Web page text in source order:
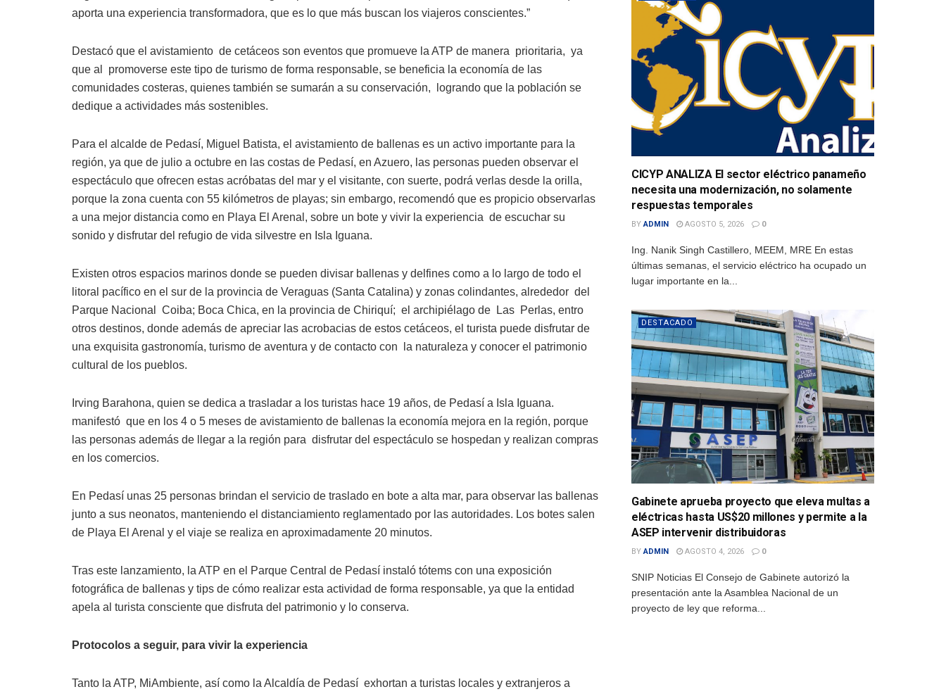
aporta una experiencia transformadora, que es lo que más buscan los viajeros conscientes.”
Destacó que el avistamiento de cetáceos son eventos que promueve la ATP de manera prioritaria, ya
que al promoverse este tipo de turismo de forma responsable, se beneficia la economía de las
comunidades costeras, quienes también se sumarán a su conservación, logrando que la población se
dedique a actividades más sostenibles.
Para el alcalde de Pedasí, Miguel Batista, el avistamiento de ballenas es un activo importante para la
región, ya que de julio a octubre en las costas de Pedasí, en Azuero, las personas pueden observar el
espectáculo que ofrecen estas acróbatas del mar y el visitante, con suerte, podrá verlas desde la orilla,
porque la zona cuenta con 55 kilómetros de playas; sin embargo, recomendó que es propicio observarlas
a una mejor distancia como en Playa El Arenal, sobre un bote y vivir la experiencia de escuchar su
sonido y disfrutar del refugio de vida silvestre en Isla Iguana.
Existen otros espacios marinos donde se pueden divisar ballenas y delfines como a lo largo de todo el
litoral pacífico en el sur de la provincia de Veraguas (Santa Catalina) y zonas colindantes, alrededor del
Parque Nacional Coiba; Boca Chica, en la provincia de Chiriquí; el archipiélago de Las Perlas, entro
otros destinos, donde además de apreciar las acrobacias de estos cetáceos, el turista puede disfrutar de
una exquisita gastronomía, turismo de aventura y de contacto con la naturaleza y conocer el patrimonio
cultural de los pueblos.
Irving Barahona, quien se dedica a trasladar a los turistas hace 19 años, de Pedasí a Isla Iguana.
manifestó que en los 4 o 5 meses de avistamiento de ballenas la economía mejora en la región, porque
las personas además de llegar a la región para disfrutar del espectáculo se hospedan y realizan compras
en los comercios.
En Pedasí unas 25 personas brindan el servicio de traslado en bote a alta mar, para observar las ballenas
junto a sus neonatos, manteniendo el distanciamiento reglamentado por las autoridades. Los botes salen
de Playa El Arenal y el viaje se realiza en aproximadamente 20 minutos.
Tras este lanzamiento, la ATP en el Parque Central de Pedasí instaló tótems con una exposición
fotográfica de ballenas y tips de cómo realizar esta actividad de forma responsable, ya que la entidad
apela al turista consciente que disfruta del patrimonio y lo conserva.
Protocolos a seguir, para vivir la experiencia
Tanto la ATP, MiAmbiente, así como la Alcaldía de Pedasí exhortan a turistas locales y extranjeros a
CICYP ANALIZA El sector eléctrico panameño
necesita una modernización, no solamente
respuestas temporales
BY ADMIN AGOSTO 5, 2026 0
Ing. Nanik Singh Castillero, MEEM, MRE En estas
últimas semanas, el servicio eléctrico ha ocupado un
lugar importante en la...
DESTACADO
Gabinete aprueba proyecto que eleva multas a
eléctricas hasta US$20 millones y permite a la
ASEP intervenir distribuidoras
BY ADMIN AGOSTO 4, 2026 0
SNIP Noticias El Consejo de Gabinete autorizó la
presentación ante la Asamblea Nacional de un
proyecto de ley que reforma...